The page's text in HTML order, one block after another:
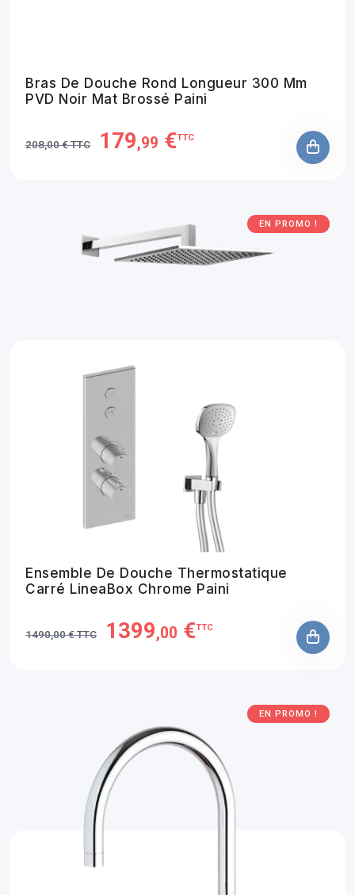
Bras De Douche Rond Longueur 300 Mm
PVD Noir Mat Brossé Paini
208,00 € TTC 179,99 €TTC
EN PROMO !
Ensemble De Douche Thermostatique
Carré LineaBox Chrome Paini
1490,00 € TTC 1399,00 €TTC
EN PROMO !